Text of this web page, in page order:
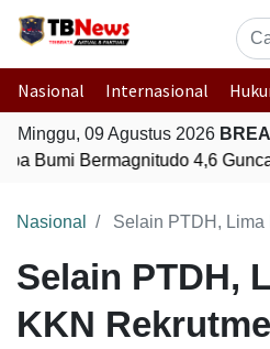
Nasional Internasional
Minggu, 09 Agustus 2026
Bumi Bermagnitudo 4,6
Nasional Selain PTDH, Lima Pelaku
Selain PTDH,
KKN